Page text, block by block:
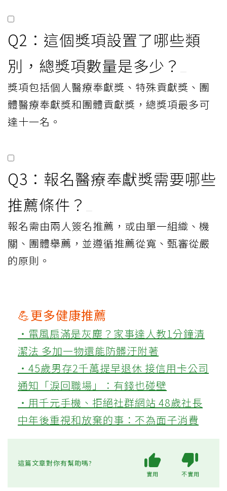
Q2：這個獎項設置了哪些類
別，總獎項數量是多少？
獎項包括個人醫療奉獻獎、特殊貢獻獎、團
體醫療奉獻獎和團體貢獻獎，總獎項最多可
達十一名。
Q3：報名醫療奉獻獎需要哪些
推薦條件？
報名需由兩人簽名推薦，或由單一組織、機
關、團體舉薦，並遵循推薦從寬、甄審從嚴
的原則。
💪更多健康推薦
‧電風扇滿是灰塵？家事達人教1分鐘清
潔法 多加一物還能防髒汙附著
‧45歲男存2千萬提早退休 接信用卡公司
通知「淚回職場」：有錢也碰壁
‧用千元手機、拒絕社群網站 48歲社長
中年後重視和放棄的事：不為面子消費
這篇文章對你有幫助嗎?
實用 不實用